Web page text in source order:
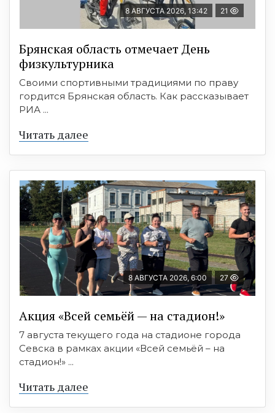
8 АВГУСТА 2026, 13:42 21
Брянская область отмечает День
физкультурника
Своими спортивными традициями по праву
гордится Брянская область. Как рассказывает
РИА ...
Читать далее
8 АВГУСТА 2026, 6:00 27
Акция «Всей семьёй — на стадион!»
7 августа текущего года на стадионе города
Севска в рамках акции «Всей семьёй – на
стадион!» ...
Читать далее